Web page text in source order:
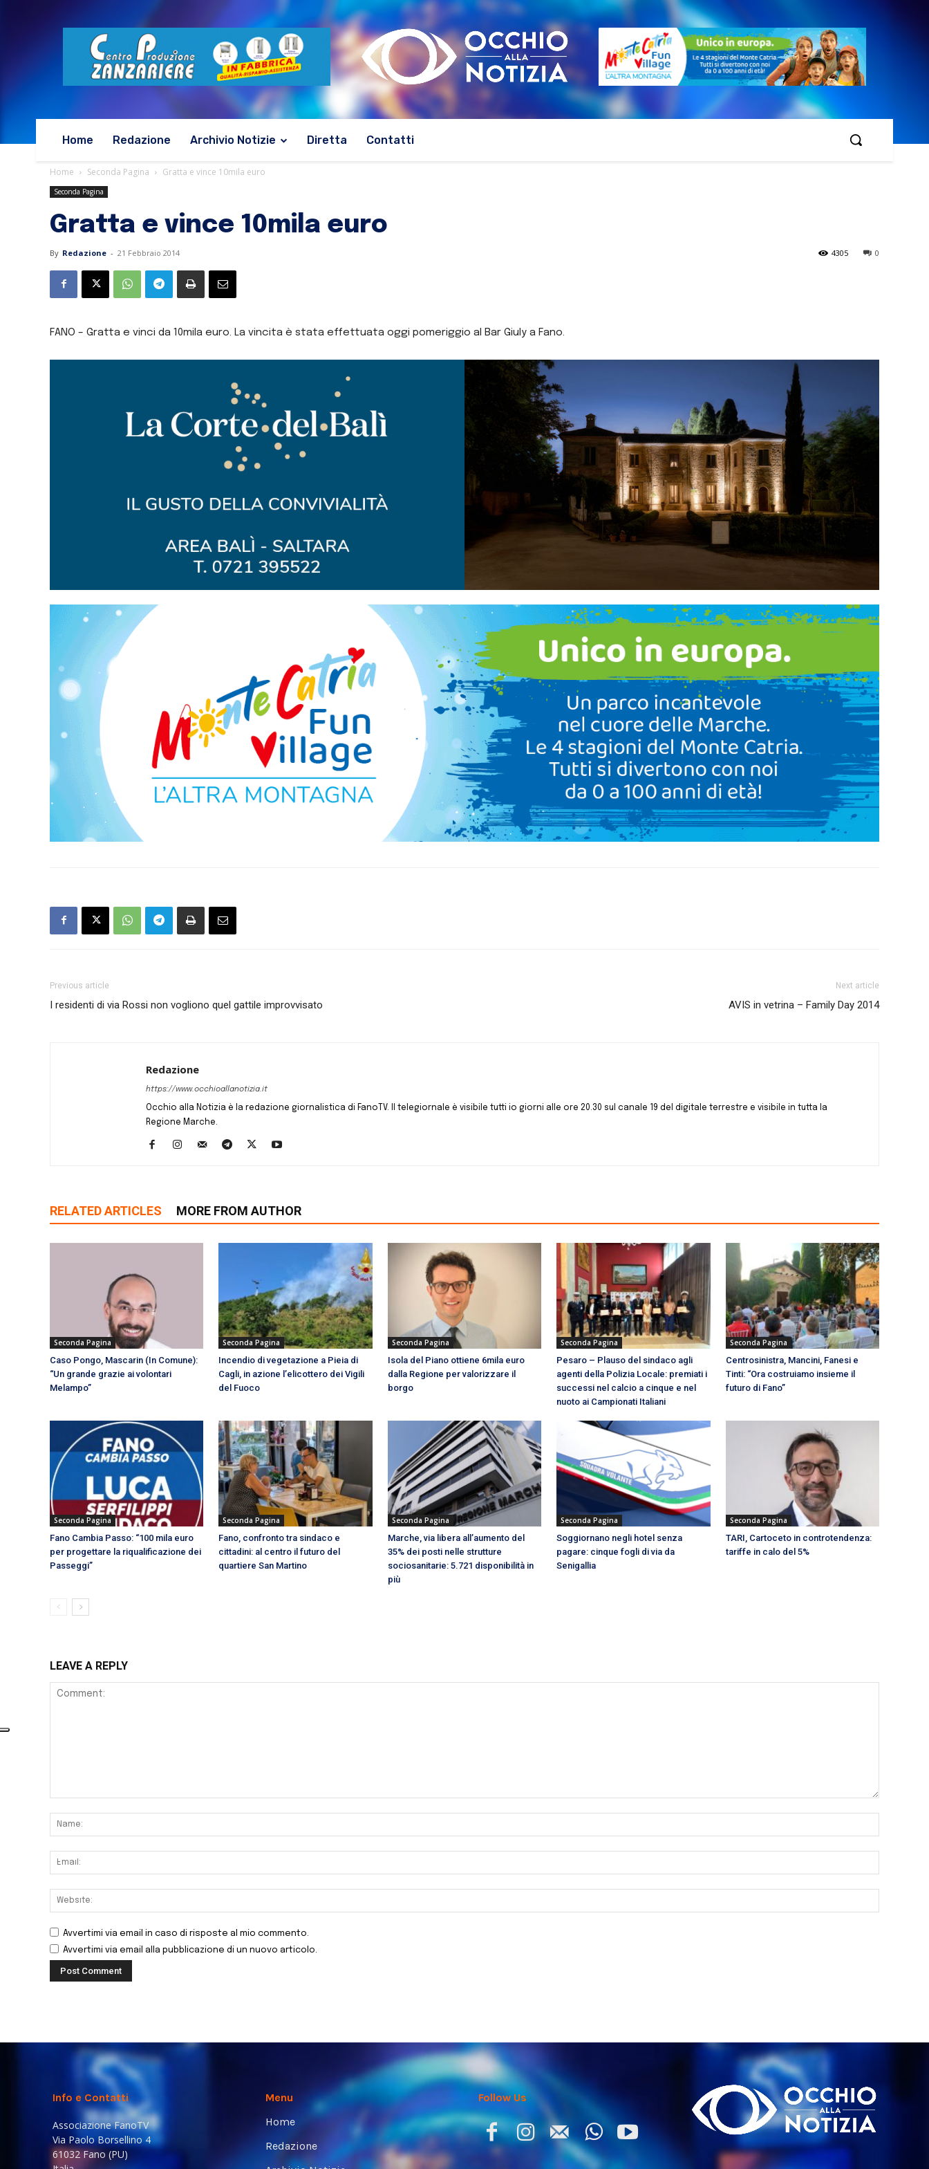
Home Redazione Archivio Notizie Diretta Contatti
Home Seconda Pagina Gratta e vince 10mila euro
Seconda Pagina
Gratta e vince 10mila euro
By Redazione - 21 Febbraio 2014 0
4305
FANO – Gratta e vinci da 10mila euro. La vincita è stata effettuata oggi pomeriggio al Bar Giuly a Fano.
Previous article
I residenti di via Rossi non vogliono quel gattile improvvisato
Next article
AVIS in vetrina – Family Day 2014
Redazione
https://www.occhioallanotizia.it
Occhio alla Notizia è la redazione giornalistica di FanoTV. Il telegiornale è visibile tutti io giorni alle ore 20.30 sul canale 19 del digitale terrestre e visibile in tutta la
Regione Marche.
RELATED ARTICLES MORE FROM AUTHOR
Seconda Pagina
Caso Pongo, Mascarin (In Comune):
“Un grande grazie ai volontari
Melampo”
Seconda Pagina
Incendio di vegetazione a Pieia di
Cagli, in azione l’elicottero dei Vigili
del Fuoco
Seconda Pagina
Isola del Piano ottiene 6mila euro
dalla Regione per valorizzare il
borgo
Seconda Pagina
Pesaro – Plauso del sindaco agli
agenti della Polizia Locale: premiati i
successi nel calcio a cinque e nel
nuoto ai Campionati Italiani
Seconda Pagina
Centrosinistra, Mancini, Fanesi e
Tinti: “Ora costruiamo insieme il
futuro di Fano”
Seconda Pagina
Fano Cambia Passo: “100 mila euro
per progettare la riqualificazione dei
Passeggi”
Seconda Pagina
Fano, confronto tra sindaco e
cittadini: al centro il futuro del
quartiere San Martino
Seconda Pagina
Marche, via libera all’aumento del
35% dei posti nelle strutture
sociosanitarie: 5.721 disponibilità in
più
Seconda Pagina
Soggiornano negli hotel senza
pagare: cinque fogli di via da
Senigallia
Seconda Pagina
TARI, Cartoceto in controtendenza:
tariffe in calo del 5%
LEAVE A REPLY
Avvertimi via email in caso di risposte al mio commento.
Avvertimi via email alla pubblicazione di un nuovo articolo.
Info e Contatti
Associazione FanoTV
Via Paolo Borsellino 4
61032 Fano (PU)
Menu
Home
Redazione
Follow Us